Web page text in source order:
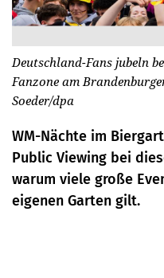
Deutschland-Fans jubeln
Fanzone am
Soeder/dpa
WM-Nächte im
Public Viewing bei
warum viele große
eigenen Garten gilt.